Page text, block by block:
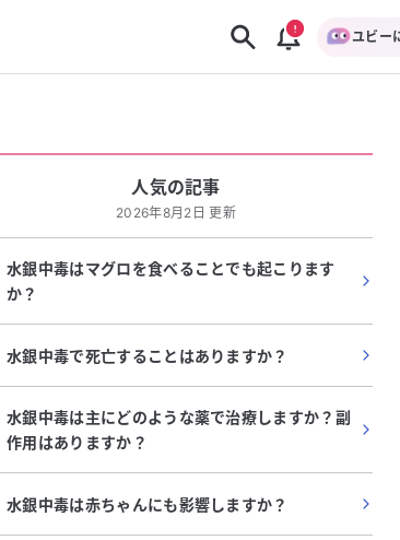
ユビー
人気の記事
2026年8月2日 更新
水銀中毒はマグロを食べることでも起こります
か？
水銀中毒で死亡することはありますか？
水銀中毒は主にどのような薬で治療しますか？副
作用はありますか？
水銀中毒は赤ちゃんにも影響しますか？